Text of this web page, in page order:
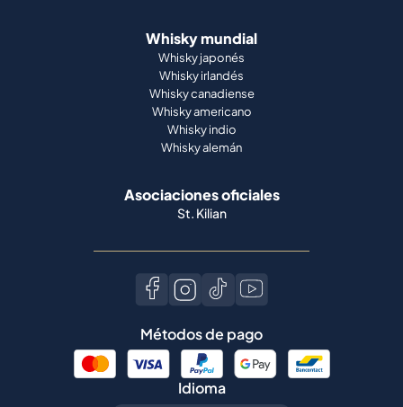
Whisky mundial
Whisky japonés
Whisky irlandés
Whisky canadiense
Whisky americano
Whisky indio
Whisky alemán
Asociaciones oficiales
St. Kilian
Métodos de pago
Idioma